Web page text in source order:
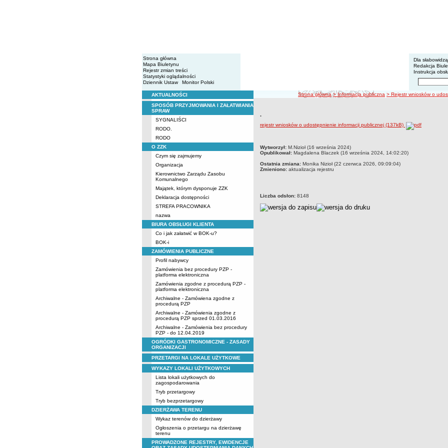
Strona główna
Mapa Biuletynu
Rejestr zmian treści
Statystyki oglądalności
Dziennik Ustaw
Monitor Polski
BIP -
Menu
Dla
Redakcja
Instrukcja
Wyszukiwarka
Menu
AKTUALNOŚCI
SPOSÓB PRZYJMOWANIA I ZAŁATWIANIA
SPRAW
SYGNALIŚCI
RODO.
RODO
O ZZK
Czym się zajmujemy
Organizacja
Kierownictwo Zarządu Zasobu
Komunalnego
Majątek, którym dysponuje ZZK
Deklaracja dostępności
STREFA PRACOWNIKA
nazwa
BIURA OBSŁUGI KLIENTA
Co i jak załatwić w BOK-u?
BOK-i
ZAMÓWIENIA PUBLICZNE
Profil nabywcy
Zamówienia bez procedury PZP -
platforma elektroniczna
Zamówienia zgodne z procedurą PZP -
platforma elektroniczna
Archiwalne - Zamówiena zgodne z
procedurą PZP
Archiwalne - Zamówienia zgodne z
procedurą PZP sprzed 01.03.2016
Archiwalne - Zamówienia bez procedury
PZP - do 12.04.2019
OGRÓDKI GASTRONOMICZNE - ZASADY
ORGANIZACJI
PRZETARGI NA LOKALE UŻYTKOWE
WYKAZY LOKALI UŻYTKOWYCH
Lista lokali użytkowych do
zagospodarowania
Tryb przetargowy
Tryb bezprzetargowy
DZIERŻAWA TERENU
Wykaz terenów do dzierżawy
Ogłoszenia o przetargu na dzierżawę
terenu
PROWADZONE REJESTRY, EWIDENCJE
ścieżka nawigacji
Strona główna > Informacja publiczna > Rejestr wniosków o
.
rejestr wniosków o udostępnienie informacji publicznej (137kB)
metryczka
Wytworzył: M.Nizioł (16 września 2024)
Opublikował: Magdalena Blaczek (16 września 2024, 14:02:20)
Ostatnia zmiana: Monika Nizioł (22 czerwca 2026, 09:09:04)
Zmieniono: aktualizacja rejestru
Liczba odsłon: 8148